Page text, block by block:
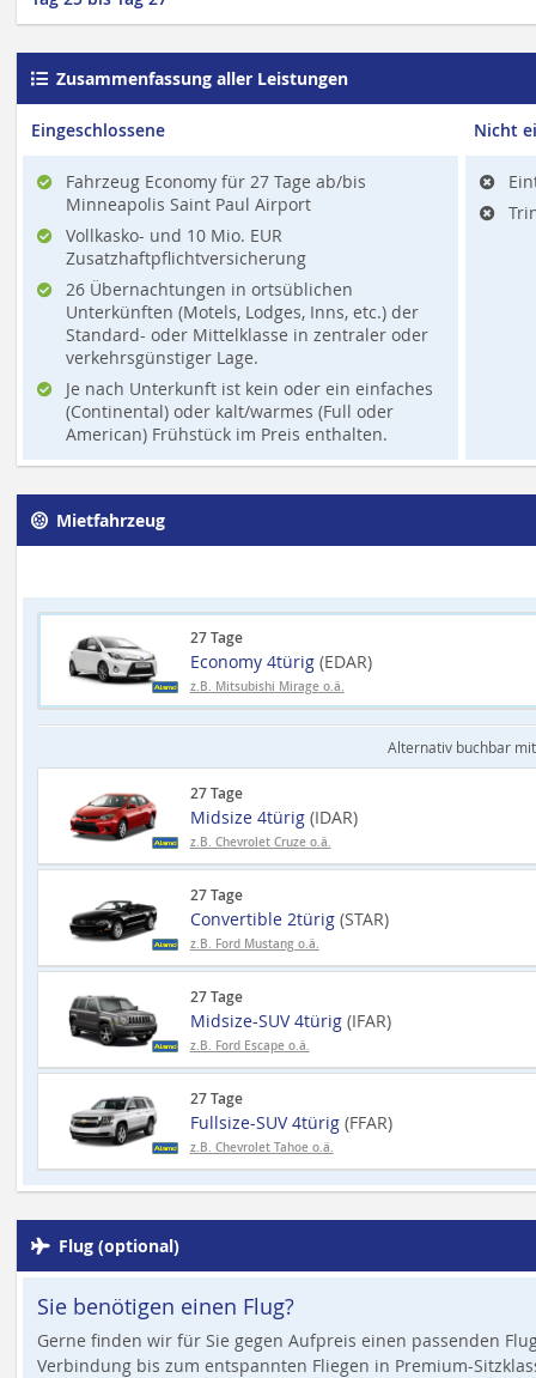
Zusammenfassung aller Leistungen
Eingeschlossene
Fahrzeug Economy für 27 Tage ab/bis
Minneapolis Saint Paul Airport
Vollkasko- und 10 Mio. EUR
Zusatzhaftpflichtversicherung
26 Übernachtungen in ortsüblichen
Unterkünften (Motels, Lodges, Inns, etc.) der
Standard- oder Mittelklasse in zentraler oder
verkehrsgünstiger Lage.
Je nach Unterkunft ist kein oder ein einfaches
(Continental) oder kalt/warmes (Full oder
American) Frühstück im Preis enthalten.
Nicht
Mietfahrzeug
27 Tage
Economy 4türig (EDAR)
z.B. Mitsubishi Mirage o.ä.
Alternativ buchbar mit
27 Tage
Midsize 4türig (IDAR)
z.B. Chevrolet Cruze o.ä.
27 Tage
Convertible 2türig (STAR)
z.B. Ford Mustang o.ä.
27 Tage
Midsize-SUV 4türig (IFAR)
z.B. Ford Escape o.ä.
27 Tage
Fullsize-SUV 4türig (FFAR)
z.B. Chevrolet Tahoe o.ä.
Flug (optional)
Sie benötigen einen Flug?
Gerne finden wir für Sie gegen Aufpreis einen passenden
Verbindung bis zum entspannten Fliegen in Premium-